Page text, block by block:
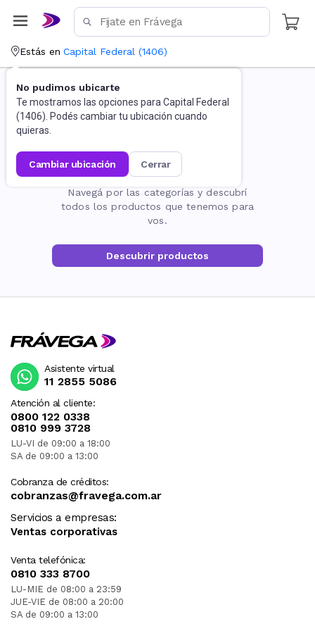
Estás en Capital Federal (1406)
No pudimos ubicarte
Te mostramos las opciones para Capital Federal
(1406). Podés cambiar tu ubicación cuando
quieras.
cambiar ubicación cerrar
La página no existe
Navegá por las categorías y descubrí
todos los productos que tenemos para
vos.
Descubrir productos
Atención al cliente:
0800 122 0338
0810 999 3728
LU-VI de 09:00 a 18:00
SA de 09:00 a 13:00
Cobranza de créditos:
cobranzas@fravega.com.ar
Servicios a empresas:
Ventas corporativas
Venta telefónica:
0810 333 8700
LU-MIE de 08:00 a 23:59
JUE-VIE de 08:00 a 20:00
SA de 09:00 a 13:00
Asistente virtual
11 2855 5086